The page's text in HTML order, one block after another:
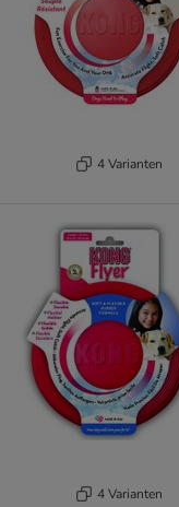
4 Varianten
4 Varianten